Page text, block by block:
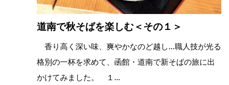
道南で秋そばを楽しむ＜その１＞
香り高く深い味、爽やかなのど越し…職人技が光る
格別の一杯を求めて、函館・道南で新そばの旅に出
かけてみました。 １...